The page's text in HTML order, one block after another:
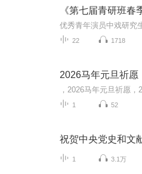
《第七届青研班春
22 1718
2026马年元旦祈愿
1 52
祝贺中央党史和文
1 3.1万